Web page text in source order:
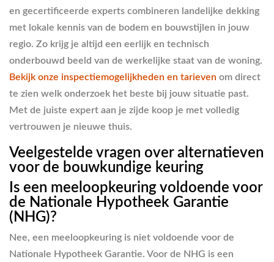
en gecertificeerde experts combineren landelijke dekking
met lokale kennis van de bodem en bouwstijlen in jouw
regio. Zo krijg je altijd een eerlijk en technisch
onderbouwd beeld van de werkelijke staat van de woning.
Bekijk onze inspectiemogelijkheden en tarieven om direct
te zien welk onderzoek het beste bij jouw situatie past.
Met de juiste expert aan je zijde koop je met volledig
vertrouwen je nieuwe thuis.
Veelgestelde vragen over alternatieven
voor de bouwkundige keuring
Is een meeloopkeuring voldoende voor
de Nationale Hypotheek Garantie
(NHG)?
Nee, een meeloopkeuring is niet voldoende voor de
Nationale Hypotheek Garantie. Voor de NHG is een